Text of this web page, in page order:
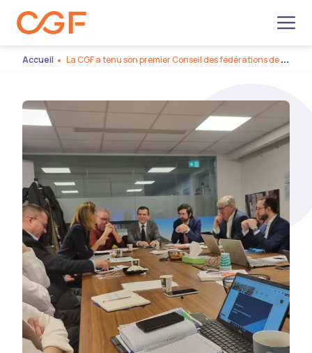
Accueil La CGF a tenu son premier Conseil des fédérations de 2024